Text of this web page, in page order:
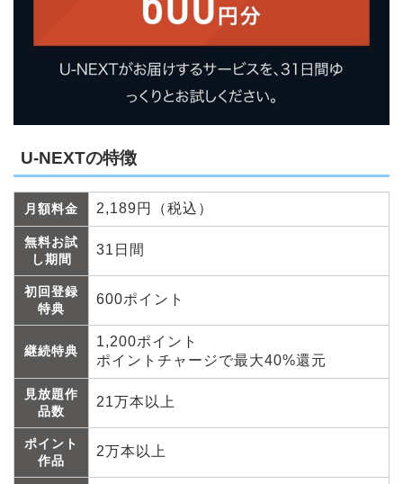
U-NEXTの特徴
月額料金 2,189円（税込）
無料お試
し期間
31日間
初回登録
特典
600ポイント
継続特典
1,200ポイント
ポイントチャージで最大40%還元
見放題作
品数
21万本以上
ポイント
作品
2万本以上